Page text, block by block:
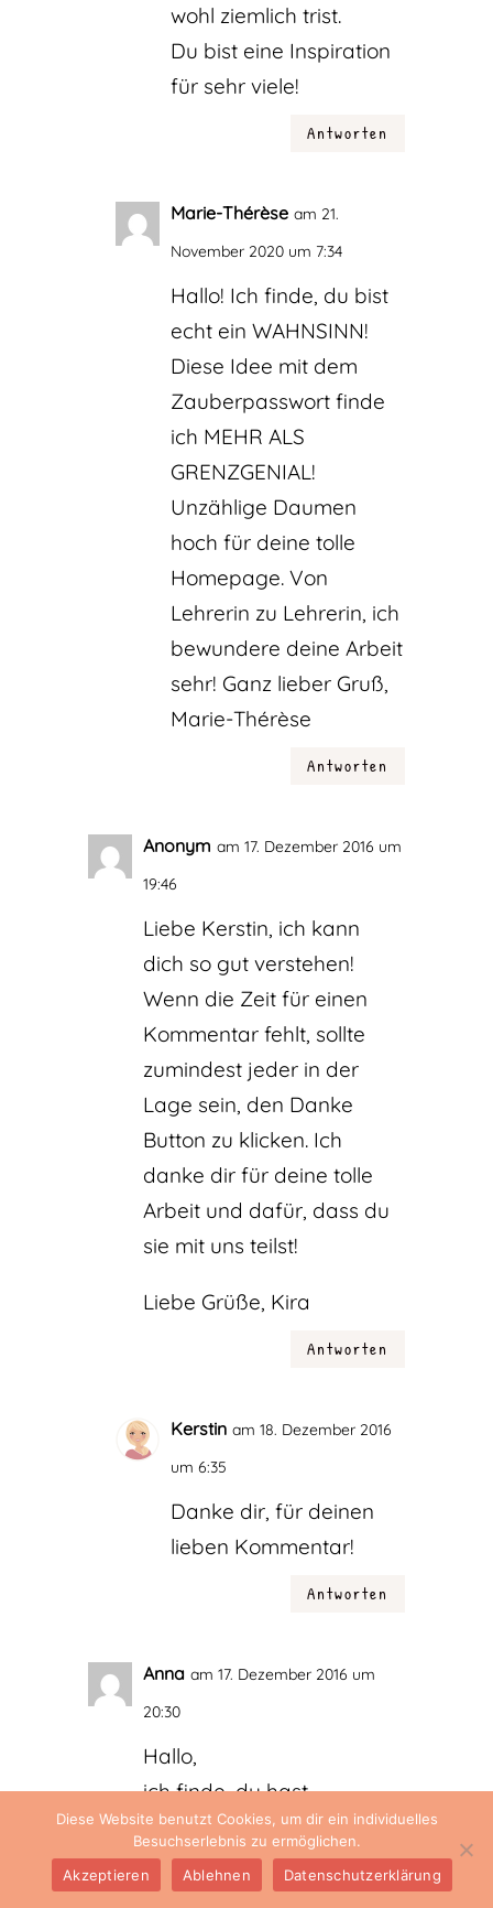
wohl ziemlich trist.
Du bist eine Inspiration
für sehr viele!
Antworten
Marie-Thérèse am 21.
November 2020 um 7:34
Hallo! Ich finde, du bist
echt ein WAHNSINN!
Diese Idee mit dem
Zauberpasswort finde
ich MEHR ALS
GRENZGENIAL!
Unzählige Daumen
hoch für deine tolle
Homepage. Von
Lehrerin zu Lehrerin, ich
bewundere deine Arbeit
sehr! Ganz lieber Gruß,
Marie-Thérèse
Antworten
Anonym am 17. Dezember 2016 um
19:46
Liebe Kerstin, ich kann
dich so gut verstehen!
Wenn die Zeit für einen
Kommentar fehlt, sollte
zumindest jeder in der
Lage sein, den Danke
Button zu klicken. Ich
danke dir für deine tolle
Arbeit und dafür, dass du
sie mit uns teilst!
Liebe Grüße, Kira
Antworten
Kerstin am 18. Dezember 2016
um 6:35
Danke dir, für deinen
lieben Kommentar!
Antworten
Anna am 17. Dezember 2016 um
20:30
Hallo,
ich finde, du hast
vollkommen Recht.
Nicht nur in der Schule
wird es immer schwerer
Diese Website benutzt Cookies, um dir ein individuelles
Besuchserlebnis zu ermöglichen.
Akzeptieren
Ablehnen Datenschutzerklärung